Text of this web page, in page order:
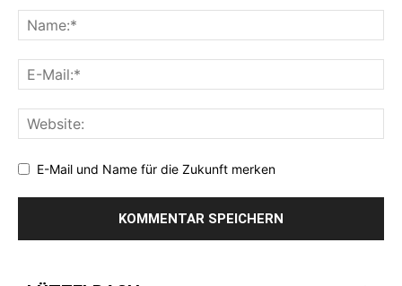
E-Mail und Name für die Zukunft merken